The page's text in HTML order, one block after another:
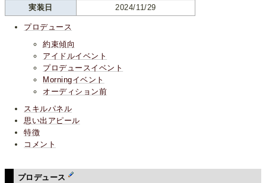
実装日
2024/11/29
プロデュース
約束傾向
アイドルイベント
プロデュースイベント
Morningイベント
オーディション前
スキルパネル
思い出アピール
特徴
コメント
プロデュース